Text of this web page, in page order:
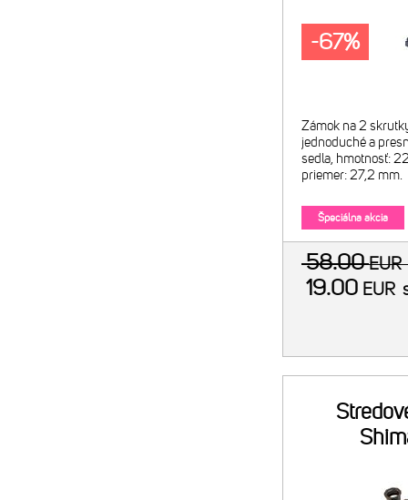
Zámok na 2
jednoduché a
sedla, hmotnosť:
priemer: 27,2 mm.
Špeciálna akcia
-67%
58.00EUR
19.00 EUR